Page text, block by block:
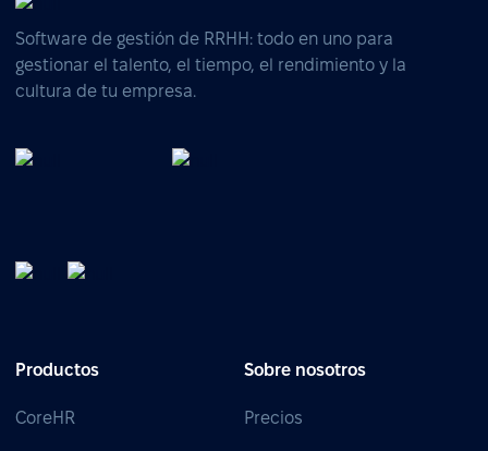
Software de gestión de RRHH: todo en uno para
gestionar el talento, el tiempo, el rendimiento y la
cultura de tu empresa.
Productos
CoreHR
Sobre nosotros
Precios